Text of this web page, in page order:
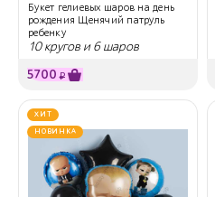
Букет гелиевых шаров на день
рождения Щенячий патруль
ребенку
10 кругов и 6 шаров
5700 ₽
ХИТ
НОВИНКА